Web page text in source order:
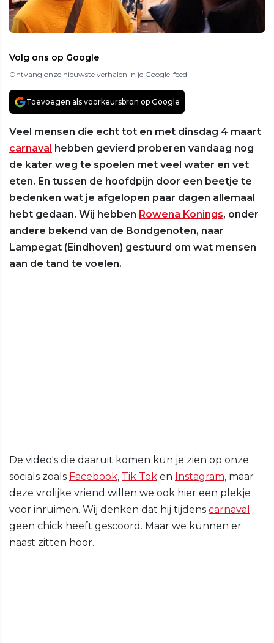
Volg ons op Google
Ontvang onze nieuwste verhalen in je Google-feed
Toevoegen als voorkeursbron op Google
Veel mensen die echt tot en met dinsdag 4 maart
carnaval hebben gevierd proberen vandaag nog
de kater weg te spoelen met veel water en vet
eten. En tussen de hoofdpijn door een beetje te
bedenken wat je afgelopen paar dagen allemaal
hebt gedaan. Wij hebben Rowena Konings, onder
andere bekend van de Bondgenoten, naar
Lampegat (Eindhoven) gestuurd om wat mensen
aan de tand te voelen.
De video's die daaruit komen kun je zien op onze
socials zoals Facebook, Tik Tok en Instagram, maar
deze vrolijke vriend willen we ook hier een plekje
voor inruimen. Wij denken dat hij tijdens carnaval
geen chick heeft gescoord. Maar we kunnen er
naast zitten hoor.